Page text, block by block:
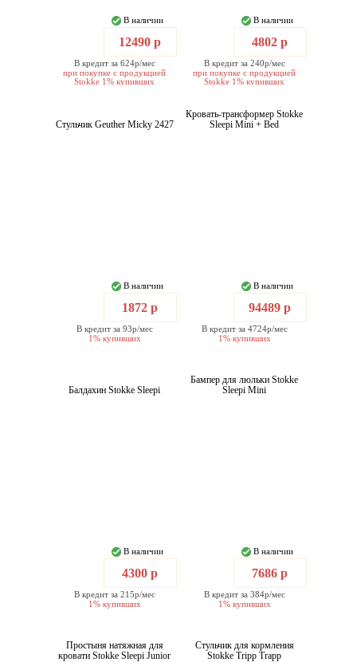
В наличии
12490 р
В кредит за 624р/мес
при покупке с продукцией
Stokke 1% купивших
В наличии
4802 р
В кредит за 240р/мес
при покупке с продукцией
Stokke 1% купивших
Стульчик Geuther Micky 2427
В наличии
1872 р
В кредит за 93р/мес
1% купивших
Кровать-трансформер Stokke
Sleepi Mini + Bed
В наличии
94489 р
В кредит за 4724р/мес
1% купивших
Балдахин Stokke Sleepi
В наличии
4300 р
В кредит за 215р/мес
1% купивших
Бампер для люльки Stokke
Sleepi Mini
В наличии
7686 р
В кредит за 384р/мес
1% купивших
Простыня натяжная для
кровати Stokke Sleepi Junior
Стульчик для кормления
Stokke Tripp Trapp